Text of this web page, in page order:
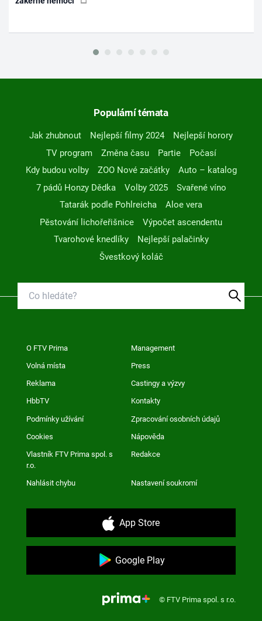
Populární témata
Jak zhubnout Nejlepší filmy 2024
Nejlepší horory
TV program
Změna času Partie
Počasí
Kdy budou volby
ZOO Nové začátky
Auto – katalog
7 pádů Honzy Dědka
Volby 2025
Svařené víno
Tatarák podle Pohlreicha
Aloe vera
Pěstování lichořeřišnice
Výpočet ascendentu
Tvarohové knedlíky
Nejlepší palačinky
Švestkový koláč
O FTV Prima Management
Volná místa Press
Reklama Castingy a výzvy
HbbTV Kontakty
Podmínky užívání Zpracování osobních údajů
Cookies Nápověda
Vlastník FTV Prima spol. s
r.o.
Redakce
Nahlásit chybu Nastavení soukromí
App Store
Google Play
© FTV Prima spol. s r.o.